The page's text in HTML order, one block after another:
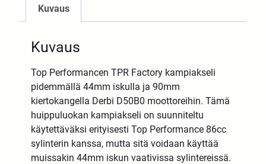
Kuvaus
Kuvaus
Top Performancen TPR Factory kampiakseli
pidemmällä 44mm iskulla ja 90mm
kiertokangella Derbi D50B0 moottoreihin. Tämä
huippuluokan kampiakseli on suunniteltu
käytettäväksi erityisesti Top Performance 86cc
sylinterin kanssa, mutta sitä voidaan käyttää
muissakin 44mm iskun vaativissa sylintereissä.